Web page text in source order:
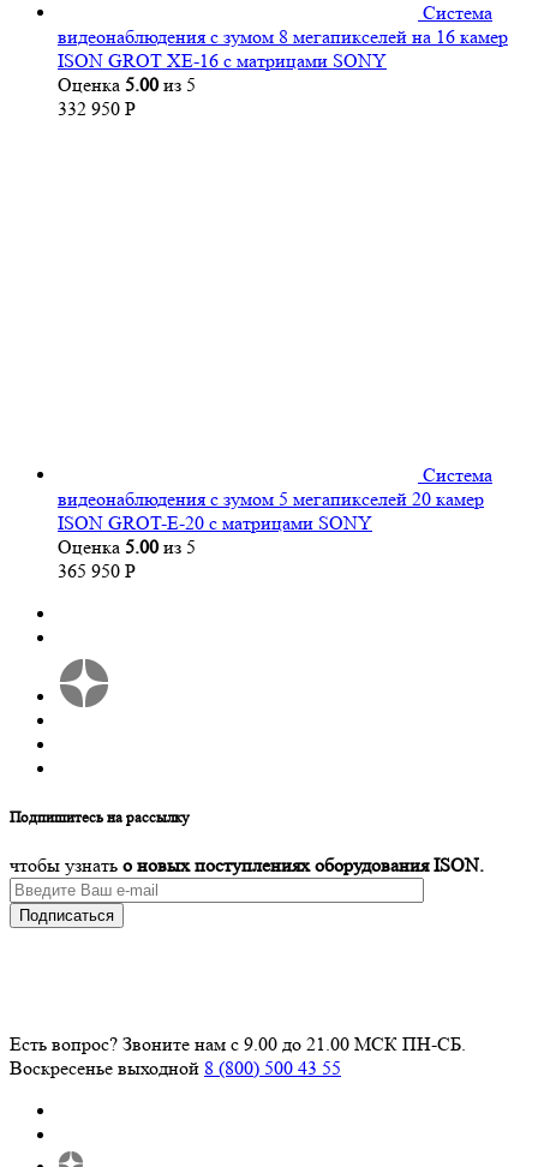
Система
видеонаблюдения с зумом 8 мегапикселей на 16 камер
ISON GROT XE-16 с матрицами SONY
Оценка 5.00 из 5
332 950 Р
Система
видеонаблюдения с зумом 5 мегапикселей 20 камер
ISON GROT-E-20 с матрицами SONY
Оценка 5.00 из 5
365 950 Р
Подпишитесь на рассылку
чтобы узнать о новых поступлениях оборудования ISON.
Подписаться
Есть вопрос? Звоните нам с 9.00 до 21.00 МСК ПН-СБ.
Воскресенье выходной 8 (800) 500 43 55